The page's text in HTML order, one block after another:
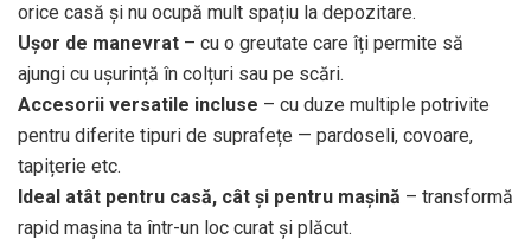
orice casă și nu ocupă mult spațiu la depozitare.
Ușor de manevrat – cu o greutate care îți permite să
ajungi cu ușurință în colțuri sau pe scări.
Accesorii versatile incluse – cu duze multiple potrivite
pentru diferite tipuri de suprafețe — pardoseli, covoare,
tapițerie etc.
Ideal atât pentru casă, cât și pentru mașină – transformă
rapid mașina ta într-un loc curat și plăcut.